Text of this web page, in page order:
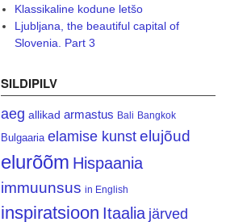
Klassikaline kodune letšo
Ljubljana, the beautiful capital of
Slovenia. Part 3
SILDIPILV
aeg allikad armastus Bali Bangkok
Bulgaaria elamise kunst elujõud
elurõõm Hispaania
immuunsus in English
inspiratsioon Itaalia järved